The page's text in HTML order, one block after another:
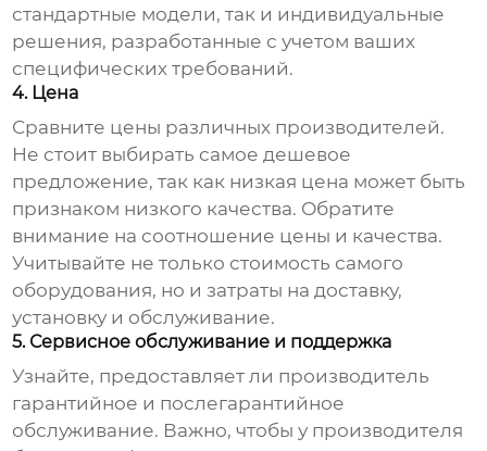
стандартные модели, так и индивидуальные
решения, разработанные с учетом ваших
специфических требований.
4. Цена
Сравните цены различных производителей.
Не стоит выбирать самое дешевое
предложение, так как низкая цена может быть
признаком низкого качества. Обратите
внимание на соотношение цены и качества.
Учитывайте не только стоимость самого
оборудования, но и затраты на доставку,
установку и обслуживание.
5. Сервисное обслуживание и поддержка
Узнайте, предоставляет ли производитель
гарантийное и послегарантийное
обслуживание. Важно, чтобы у производителя